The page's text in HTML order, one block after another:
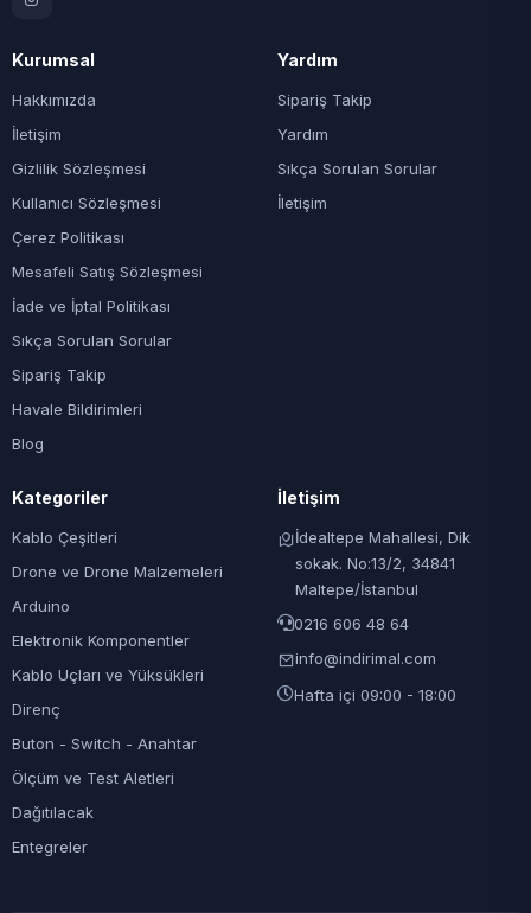
Kurumsal
Hakkımızda
İletişim
Gizlilik Sözleşmesi
Kullanıcı Sözleşmesi
Çerez Politikası
Mesafeli Satış Sözleşmesi
İade ve İptal Politikası
Sıkça Sorulan Sorular
Sipariş Takip
Havale Bildirimleri
Blog
Yardım
Sipariş Takip
Yardım
Sıkça Sorulan Sorular
İletişim
Kategoriler
Kablo Çeşitleri
Drone ve Drone Malzemeleri
Arduino
Elektronik Komponentler
Kablo Uçları ve Yüksükleri
Direnç
Buton - Switch - Anahtar
Ölçüm ve Test Aletleri
Dağıtılacak
Entegreler
İletişim
İdealtepe Mahallesi, Dik
sokak. No:13/2, 34841
Maltepe/İstanbul
0216 606 48 64
info@indirimal.com
Hafta içi 09:00 - 18:00